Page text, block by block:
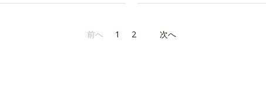
前へ 1 2 次へ